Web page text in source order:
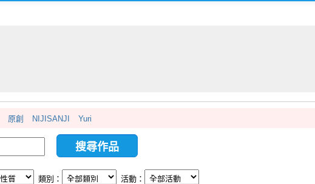
原創 NIJISANJI Yuri
類別： 活動：